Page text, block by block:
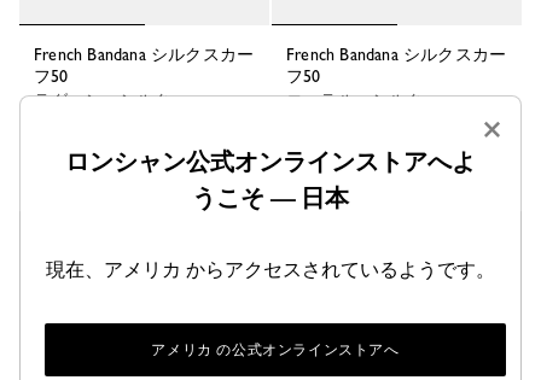
French Bandana シルクスカー
フ50
ラグーン - シルク
+ 7
French Bandana シルクスカー
フ50
コーラル - シルク
+ 7
×
ロンシャン公式オンラインストアへよ
うこそ — 日本
現在、アメリカ からアクセスされているようです。
アメリカ の公式オンラインストアへ